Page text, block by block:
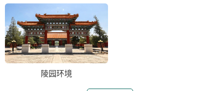
陵园环境